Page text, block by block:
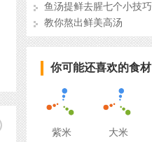
鱼汤提鲜去腥七个小技巧
教你熬出鲜美高汤
你可能还喜欢的食材
紫米 大米